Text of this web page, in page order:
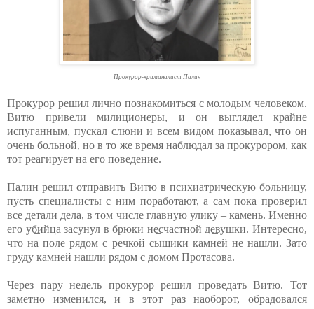
Прокурор-криминалист Палин
Прокурор решил лично познакомиться с молодым человеком.
Витю привели милиционеры, и он выглядел крайне
испуганным, пускал слюни и всем видом показывал, что он
очень больной, но в то же время наблюдал за прокурором, как
тот реагирует на его поведение.
Палин решил отправить Витю в психиатрическую больницу,
пусть специалисты с ним поработают, а сам пока проверил
все детали дела, в том числе главную улику – камень. Именно
его уб̲ийца засунул в брюки не̲счастной де̲вушки. Интересно,
что на поле рядом с речкой сыщики камней не нашли. Зато
груду камней нашли рядом с домом Протасова.
Через пару недель прокурор решил проведать Витю. Тот
заметно изменился, и в этот раз наоборот, обрадовался